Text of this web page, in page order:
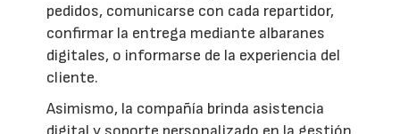
pedidos, comunicarse con cada repartidor,
confirmar la entrega mediante albaranes
digitales, o informarse de la experiencia del
cliente.
Asimismo, la compañía brinda asistencia